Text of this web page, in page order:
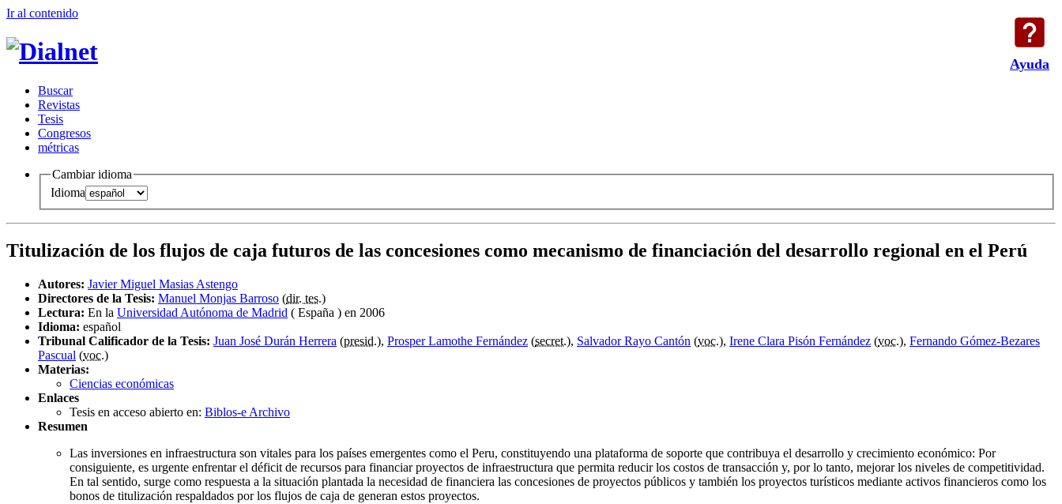
Ayuda
Ir al contenido
Buscar
Revistas
Tesis
Congresos
métricas
Cambiar idioma
Idioma
Titulización de los flujos de caja futuros de las concesiones como mecanismo de financiación del desarrollo regional en el Perú
Autores: Javier Miguel Masias Astengo
Directores de la Tesis: Manuel Monjas Barroso (dir. tes.)
Lectura: En la Universidad Autónoma de Madrid ( España ) en 2006
Idioma: español
Tribunal Calificador de la Tesis: Juan José Durán Herrera (presid.), Prosper Lamothe Fernández (secret.), Salvador Rayo Cantón (voc.), Irene Clara Pisón Fernández (voc.), Fernando Gómez-Bezares
Pascual (voc.)
Materias:
Ciencias económicas
Enlaces
Tesis en acceso abierto en: Biblos-e Archivo
Resumen
Las inversiones en infraestructura son vitales para los países emergentes como el Peru, constituyendo una plataforma de soporte que contribuya el desarrollo y crecimiento económico: Por
consiguiente, es urgente enfrentar el déficit de recursos para financiar proyectos de infraestructura que permita reducir los costos de transacción y, por lo tanto, mejorar los niveles de competitividad.
En tal sentido, surge como respuesta a la situación plantada la necesidad de financiera las concesiones de proyectos públicos y también los proyectos turísticos mediante activos financieros como los
bonos de titulización respaldados por los flujos de caja de generan estos proyectos.